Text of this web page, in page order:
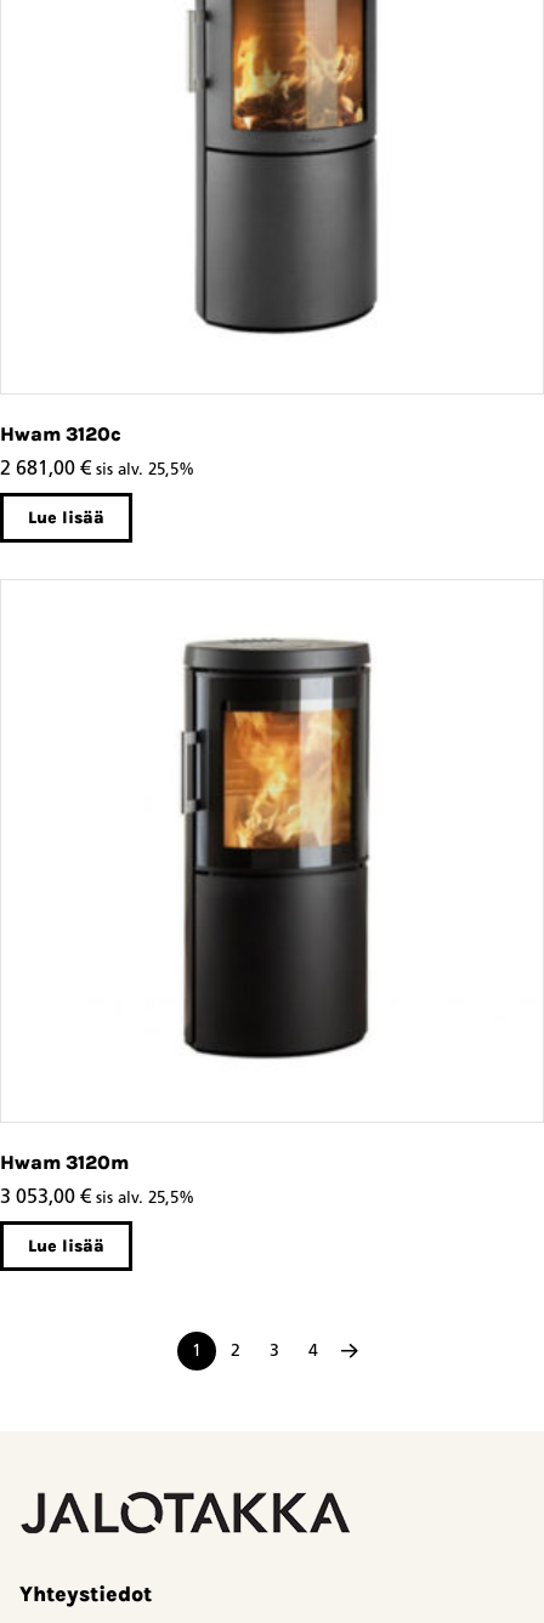
Hwam 3120c
2 681,00 € sis alv. 25,5%
Lue lisää
Hwam 3120m
3 053,00 € sis alv. 25,5%
Lue lisää
1 2 3 4
Yhteystiedot